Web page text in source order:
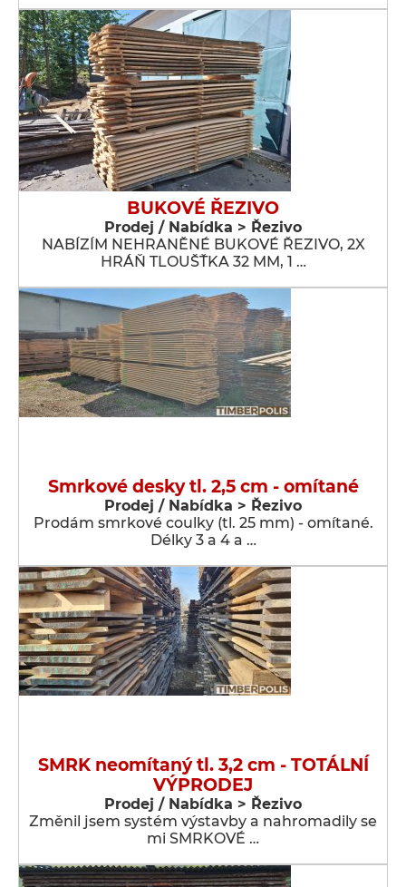
BUKOVÉ ŘEZIVO
Prodej / Nabídka > Řezivo
NABÍZÍM NEHRANĚNÉ BUKOVÉ ŘEZIVO, 2X
HRÁŇ TLOUŠŤKA 32 MM, 1 …
Smrkové desky tl. 2,5 cm - omítané
Prodej / Nabídka > Řezivo
Prodám smrkové coulky (tl. 25 mm) - omítané.
Délky 3 a 4 a …
SMRK neomítaný tl. 3,2 cm - TOTÁLNÍ
VÝPRODEJ
Prodej / Nabídka > Řezivo
Změnil jsem systém výstavby a nahromadily se
mi SMRKOVÉ …